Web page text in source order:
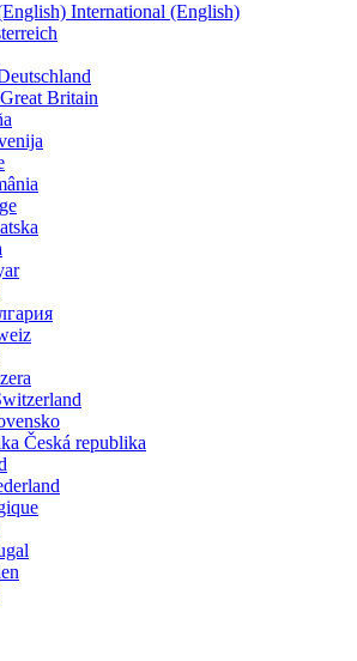
International (English)
Great Britain
Česká republika